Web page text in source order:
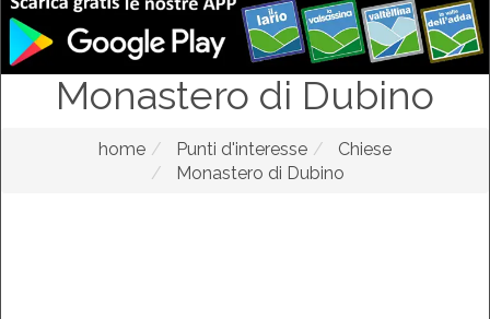
Monastero di Dubino
home Punti d'interesse
Chiese
Monastero di Dubino